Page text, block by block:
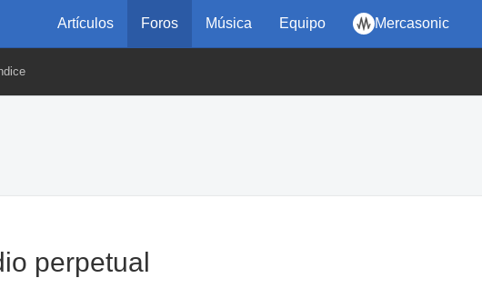
Artículos Foros Música Equipo Mercasonic
perpetual